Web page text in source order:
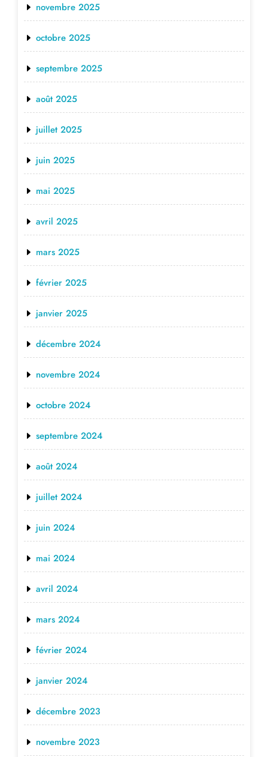
novembre 2025
octobre 2025
septembre 2025
août 2025
juillet 2025
juin 2025
mai 2025
avril 2025
mars 2025
février 2025
janvier 2025
décembre 2024
novembre 2024
octobre 2024
septembre 2024
août 2024
juillet 2024
juin 2024
mai 2024
avril 2024
mars 2024
février 2024
janvier 2024
décembre 2023
novembre 2023